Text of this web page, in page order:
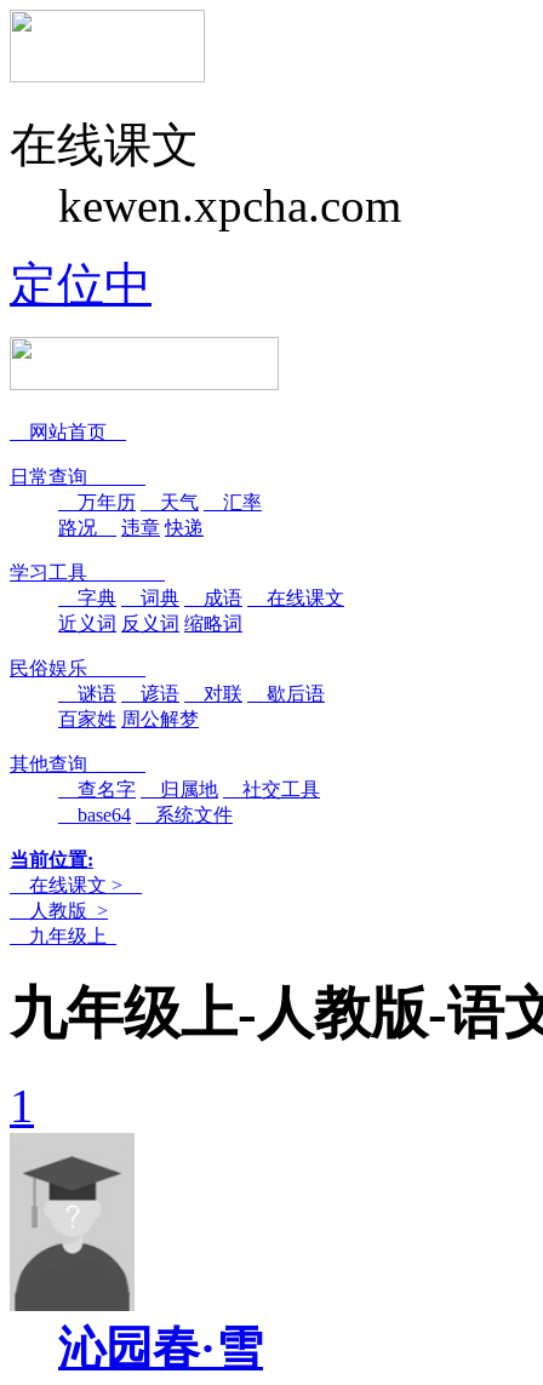
在线课文
kewen.xpcha.com
定位中
网站首页
日常查询
万年历
天气
汇率
路况
违章 快递
学习工具
字典
词典 成语
在线课文
近义词 反义词 缩略词
民俗娱乐
谜语
谚语 对联
歇后语
百家姓 周公解梦
其他查询
查名字
归属地
社交工具
base64
系统文件
当前位置:
在线课文 >
人教版 >
九年级上
九年级上-人教版-语
1
沁园春·雪